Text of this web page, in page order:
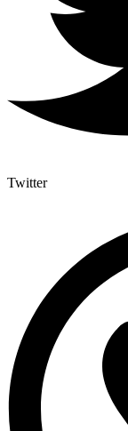
Twitter